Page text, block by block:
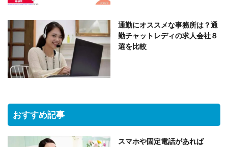
通勤にオススメな事務所は？通
勤チャットレディの求人会社８
選を比較
おすすめ記事
スマホや固定電話があれば